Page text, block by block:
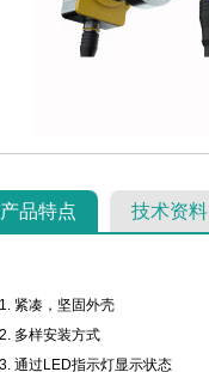
产品特点 技术资料
紧凑，坚固外壳
多样安装方式
通过LED指示灯显示状态